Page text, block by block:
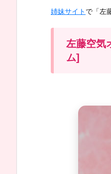
姉妹サイト で「左
左藤空気
ム]